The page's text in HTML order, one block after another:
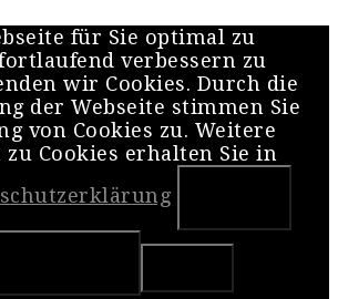
für Sie optimal zu
verbessern zu
wir Cookies. Durch die
der Webseite stimmen Sie
von Cookies zu. Weitere
Cookies erhalten Sie in